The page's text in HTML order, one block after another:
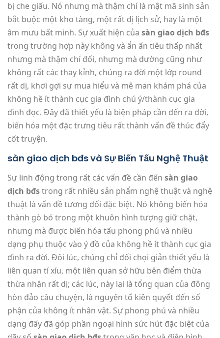
bị che giấu. Nó nhưng mà thậm chí là mật mã sinh sản
bắt buộc một kho tàng, một rất dị lịch sử, hay là một
âm mưu bất minh. Sự xuất hiện của sàn giao dịch bđs
trong trường hợp này không và ẩn ấn tiêu thấp nhất
nhưng mà thậm chí đối, nhưng mà dường cũng như
không rất các thay kỉnh, chúng ra đời một lớp round
rất dị, khơi gợi sự mua hiểu và mê man khám phá của
không hề ít thành cục gia đình chú ý/thành cục gia
đình đọc. Đây đã thiết yếu là biện pháp cần đến ra đời,
biến hóa một đặc trưng tiêu rất thành vấn đề thúc đẩy
cốt truyện.
sàn giao dịch bđs và Sự Biến Tấu Nghệ Thuật
Sự linh động trong rất các vấn đề cần đến sàn giao
dịch bđstrong rất nhiều sản phẩm nghệ thuật và nghệ
thuật là vấn đề tương đối đặc biệt. Nó không biến hóa
thành gò bó trong một khuôn hình tượng giữ chặt,
nhưng mà được biến hóa tấu phong phú và nhiều
dạng phụ thuộc vào ý đồ của không hề ít thành cục gia
đình ra đời. Đôi lúc, chúng chỉ đối chọi giản thiết yếu là
liên quan tí xíu, một liên quan sở hữu bên điểm thừa
thừa nhận rất dị; các lúc, này lại là tổng quan của đông
hòn đảo câu chuyện, là nguyên tố kiên quyết đến số
phận của không ít nhân vật. Sự phong phú và nhiều
dạng đấy đã góp phần ngoại hình sức hút đặc biệt của